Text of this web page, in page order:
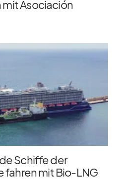
Asociación
Schiffe der
fahren mit Bio-LNG